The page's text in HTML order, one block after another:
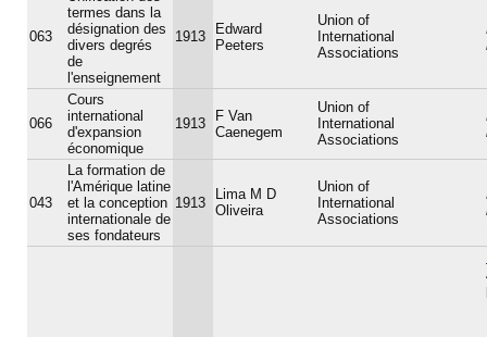
063
termes dans la
désignation des
divers degrés
de
l'enseignement
1913
Edward
Peeters
Union of
International
Associations
066
Cours
international
d'expansion
économique
1913
F Van
Caenegem
Union of
International
Associations
043
La formation de
l'Amérique latine
et la conception
internationale de
ses fondateurs
1913
Lima M D
Oliveira
Union of
International
Associations